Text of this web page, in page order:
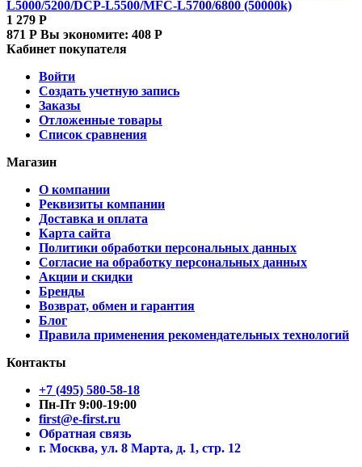
L5000/5200/DCP-L5500/MFC-L5700/6800 (50000k)
1 279 Р
871 Р Вы экономите: 408 Р
Кабинет покупателя
Войти
Создать учетную запись
Заказы
Отложенные товары
Список сравнения
Магазин
О компании
Реквизиты компании
Доставка и оплата
Карта сайта
Политики обработки персональных данных
Согласие на обработку персональных данных
Акции и скидки
Бренды
Возврат, обмен и гарантия
Блог
Правила применения рекомендательных технологий
Контакты
+7 (495) 580-58-18
Пн-Пт 9:00-19:00
first@e-first.ru
Обратная связь
г. Москва, ул. 8 Марта, д. 1, стр. 12